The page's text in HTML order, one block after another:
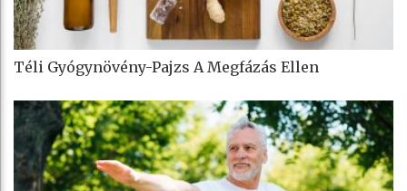
Téli Gyógynövény-Pajzs A Megfázás Ellen